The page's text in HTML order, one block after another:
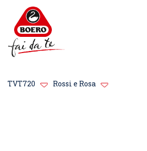
TVT720 Rossi e Rosa